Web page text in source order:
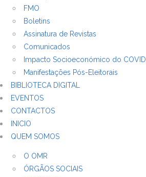
FMO
Boletins
Assinatura de Revistas
Comunicados
Impacto Socioeconómico do COVID
Manifestações Pós-Eleitorais
BIBLIOTECA DIGITAL
EVENTOS
CONTACTOS
INICIO
QUEM SOMOS
O OMR
ÓRGÃOS SOCIAIS